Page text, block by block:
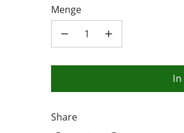
Menge
Share